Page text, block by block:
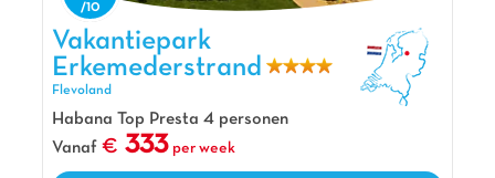
twee overdekt en een super leuke
waterspeeltuin voor de kleintjes. De kinderen
zullen zich ook uren vermaken in het Carabouille
speelkasteel en op de vele springkussens!
Pluspunten
Op 4 km het centrum van Voorthuizen
Vakantiepark Erkemederstrand, Vakantiepark Flevoland
Vakantiepark
Erkemederstrand
Flevoland
Habana Top Presta 4 personen
Vanaf
333 per week